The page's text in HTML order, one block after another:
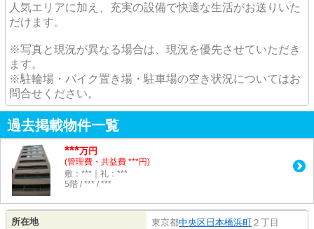
人気エリアに加え、充実の設備で快適な生活がお送りいた
だけます。
※写真と現況が異なる場合は、現況を優先させていただき
ます。
※駐輪場・バイク置き場・駐車場の空き状況についてはお
問合せください。
過去掲載物件一覧
***万円
(管理費・共益費 ***円)
敷：***｜礼：***
5階 / *** / ***
所在地 東京都中央区 日本橋浜町 ２丁目